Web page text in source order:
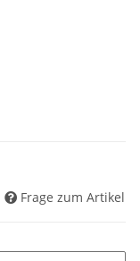
Frage zum Artikel